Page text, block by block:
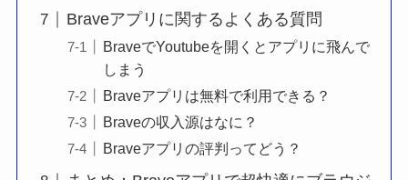
Braveアプリに関するよくある質問
BraveでYoutubeを開くとアプリに飛んで
しまう
Braveアプリは無料で利用できる？
Braveの収入源はなに？
Braveアプリの評判ってどう？